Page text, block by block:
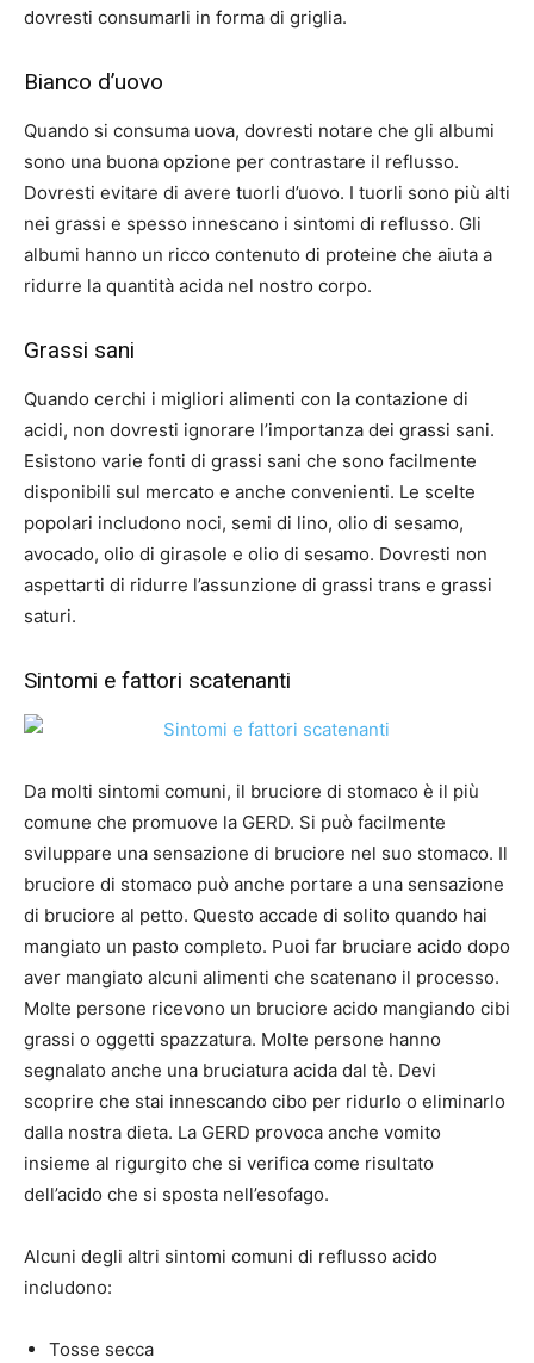
dovresti consumarli in forma di griglia.
Bianco d’uovo
Quando si consuma uova, dovresti notare che gli albumi
sono una buona opzione per contrastare il reflusso.
Dovresti evitare di avere tuorli d’uovo. I tuorli sono più alti
nei grassi e spesso innescano i sintomi di reflusso. Gli
albumi hanno un ricco contenuto di proteine ​​che aiuta a
ridurre la quantità acida nel nostro corpo.
Grassi sani
Quando cerchi i migliori alimenti con la contazione di
acidi, non dovresti ignorare l’importanza dei grassi sani.
Esistono varie fonti di grassi sani che sono facilmente
disponibili sul mercato e anche convenienti. Le scelte
popolari includono noci, semi di lino, olio di sesamo,
avocado, olio di girasole e olio di sesamo. Dovresti non
aspettarti di ridurre l’assunzione di grassi trans e grassi
saturi.
Sintomi e fattori scatenanti
Da molti sintomi comuni, il bruciore di stomaco è il più
comune che promuove la GERD. Si può facilmente
sviluppare una sensazione di bruciore nel suo stomaco. Il
bruciore di stomaco può anche portare a una sensazione
di bruciore al petto. Questo accade di solito quando hai
mangiato un pasto completo. Puoi far bruciare acido dopo
aver mangiato alcuni alimenti che scatenano il processo.
Molte persone ricevono un bruciore acido mangiando cibi
grassi o oggetti spazzatura. Molte persone hanno
segnalato anche una bruciatura acida dal tè. Devi
scoprire che stai innescando cibo per ridurlo o eliminarlo
dalla nostra dieta. La GERD provoca anche vomito
insieme al rigurgito che si verifica come risultato
dell’acido che si sposta nell’esofago.
Alcuni degli altri sintomi comuni di reflusso acido
includono:
Tosse secca